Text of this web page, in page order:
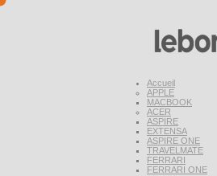
Accueil
APPLE
MACBOOK
ACER
ASPIRE
EXTENSA
ASPIRE ONE
TRAVELMATE
FERRARI
FERRARI ONE